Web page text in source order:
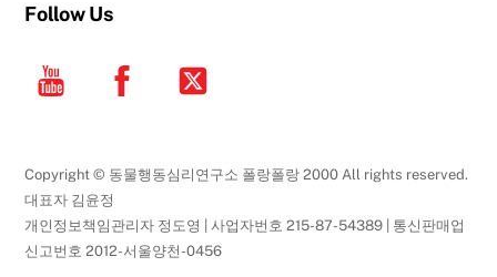
Follow Us
YouTube Facebook
Copyright © 동물행동심리연구소 폴랑폴랑 2000 All rights reserved.
대표자 김윤정
개인정보책임관리자 정도영 | 사업자번호 215-87-54389 | 통신판매업
신고번호 2012-서울양천-0456